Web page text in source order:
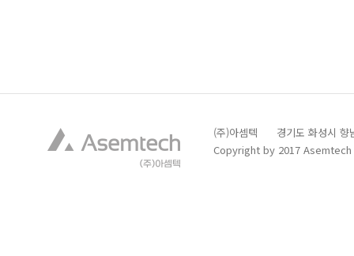
(주)아셈텍 경기도 화성시
Copyright by 2017